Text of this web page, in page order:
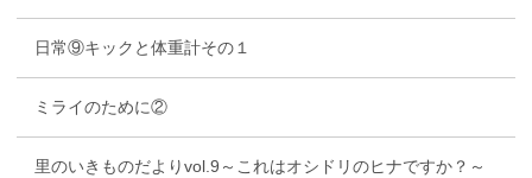
日常⑨キックと体重計その１
ミライのために②
里のいきものだよりvol.9～これはオシドリのヒナですか？～